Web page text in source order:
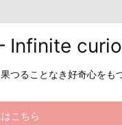
果つることなき好奇心をも
こちら